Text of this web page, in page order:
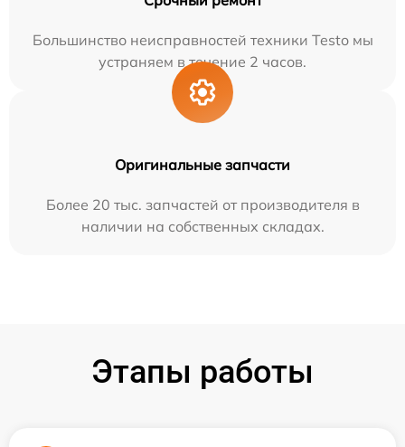
Большинство неисправностей техники Testo мы
устраняем в течение 2 часов.
Оригинальные запчасти
Более 20 тыс. запчастей от производителя в
наличии на собственных складах.
Этапы работы